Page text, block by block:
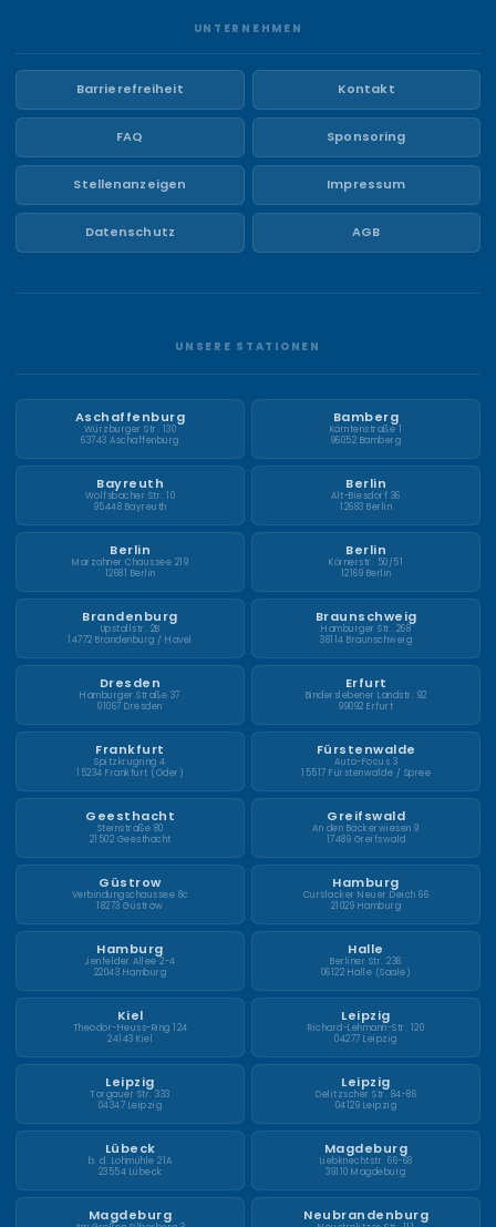
UNTERNEHMEN
Barrierefreiheit Kontakt
FAQ Sponsoring
Stellenanzeigen Impressum
Datenschutz AGB
UNSERE STATIONEN
Aschaffenburg
Würzburger Str. 130
63743 Aschaffenburg
Bamberg
Kärntenstraße 1
96052 Bamberg
Bayreuth
Wolfsbacher Str. 10
95448 Bayreuth
Berlin
Alt-Biesdorf 36
12683 Berlin
Berlin
Marzahner Chaussee 219
12681 Berlin
Berlin
Körnerstr. 50/51
12169 Berlin
Brandenburg
Upstallstr. 2B
14772 Brandenburg / Havel
Braunschweig
Hamburger Str. 268
38114 Braunschweig
Dresden
Hamburger Straße 37
01067 Dresden
Erfurt
Binderslebener Landstr. 92
99092 Erfurt
Frankfurt
Spitzkrugring 4
15234 Frankfurt (Oder)
Fürstenwalde
Auto-Focus 3
15517 Fürstenwalde / Spree
Geesthacht
Steinstraße 80
21502 Geesthacht
Greifswald
An den Bäckerwiesen 9
17489 Greifswald
Güstrow
Verbindungschaussee 8c
18273 Güstrow
Hamburg
Curslacker Neuer Deich 66
21029 Hamburg
Hamburg
Jenfelder Allee 2-4
22043 Hamburg
Halle
Berliner Str. 238
06122 Halle (Saale)
Kiel
Theodor-Heuss-Ring 124
24143 Kiel
Leipzig
Richard-Lehmann-Str. 120
04277 Leipzig
Leipzig
Torgauer Str. 333
04347 Leipzig
Leipzig
Delitzscher Str. 84-86
04129 Leipzig
Lübeck
b. d. Lohmühle 21A
23554 Lübeck
Magdeburg
Liebknechtstr. 66-68
39110 Magdeburg
Magdeburg Neubrandenburg